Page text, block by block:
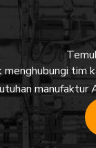
menghubungi tim
manufaktur